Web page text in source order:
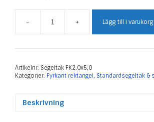
-
Segeltak
Fyrkant
2,0
5,0
m
+ Lägg till i varukorg
Artikelnr: Segeltak FK2,0x5,0
Kategorier: Fyrkant rektangel , Standardsegeltak &
Beskrivning